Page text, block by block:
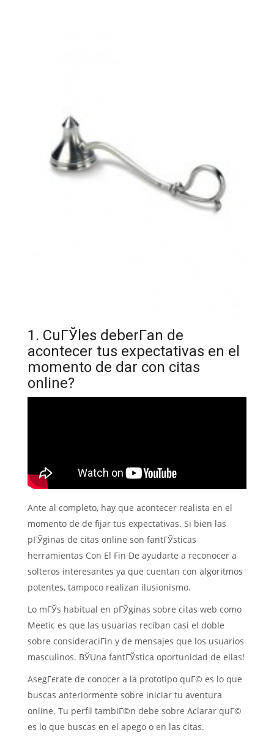
1. CuГЎles deberГ­an de
acontecer tus expectativas en el
momento de dar con citas
online?
Ante al completo, hay que acontecer realista en el
momento de de fijar tus expectativas. Si bien las
pГЎginas de citas online son fantГЎsticas
herramientas Con El Fin De ayudarte a reconocer a
solteros interesantes ya que cuentan con algoritmos
potentes, tampoco realizan ilusionismo.
Lo mГЎs habitual en pГЎginas sobre citas web como
Meetic es que las usuarias reciban casi el doble
sobre consideraciГіn y de mensajes que los usuarios
masculinos. ВЎUna fantГЎstica oportunidad de ellas!
AsegГєrate de conocer a la prototipo quГ© es lo que
buscas anteriormente sobre iniciar tu aventura
online. Tu perfil tambiГ©n debe sobre Aclarar quГ©
es lo que buscas en el apego o en las citas.